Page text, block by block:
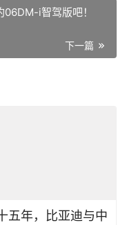
i智驾版吧！
下一篇
五年，比亚迪与中